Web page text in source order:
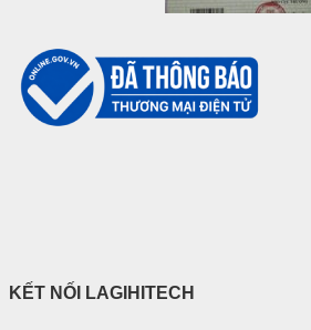
KẾT NỐI LAGIHITECH